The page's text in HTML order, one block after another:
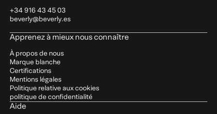
+34 916 43 45 03
beverly@beverly.es
Apprenez à mieux nous connaître
À propos de nous
Marque blanche
Certifications
Mentions légales
Politique relative aux cookies
politique de confidentialité
Aide